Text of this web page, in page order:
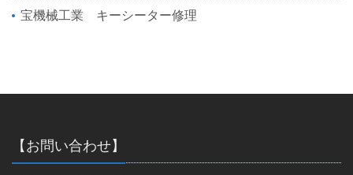
宝機械工業 キーシーター修理
【お問い合わせ】